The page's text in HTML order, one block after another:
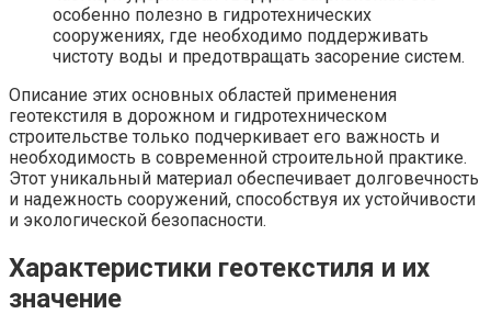
особенно полезно в гидротехнических
сооружениях, где необходимо поддерживать
чистоту воды и предотвращать засорение систем.
Описание этих основных областей применения
геотекстиля в дорожном и гидротехническом
строительстве только подчеркивает его важность и
необходимость в современной строительной практике.
Этот уникальный материал обеспечивает долговечность
и надежность сооружений, способствуя их устойчивости
и экологической безопасности.
Характеристики геотекстиля и их
значение